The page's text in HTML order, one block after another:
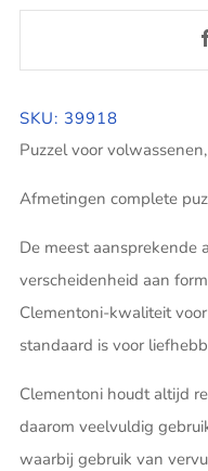
SKU: 39918
Puzzel voor
Afmetingen complete
De meest aansprekende
verscheidenheid aan
Clementoni-kwaliteit
standaard is voor
Clementoni houdt altijd
daarom veelvuldig
waarbij gebruik van